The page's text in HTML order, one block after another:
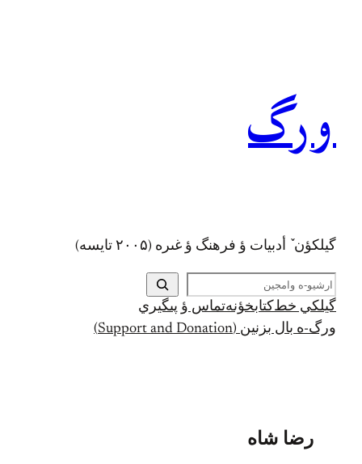
ورگ
گيلکؤن ٚ أدبیات ؤ فرهنگ ؤ غىره (۲۰۰۵ تايسه)
ج
س
ت
ج
گيلکي خط کتابخؤنهتماس ؤ پىگيري
ورگ-ه بال بزنين (Support and Donation)
رضا شاه